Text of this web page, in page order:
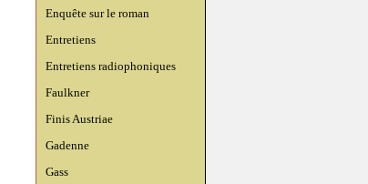
Enquête sur le roman
Entretiens
Entretiens radiophoniques
Faulkner
Finis Austriae
Gadenne
Gass